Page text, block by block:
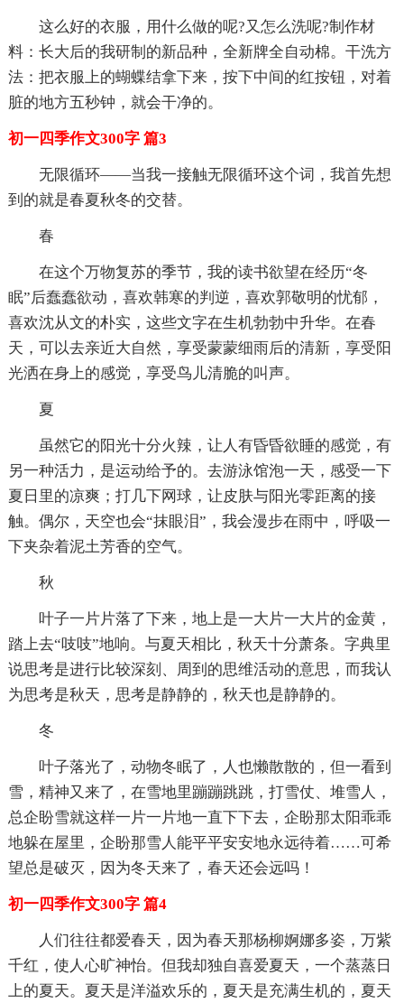
这么好的衣服，用什么做的呢?又怎么洗呢?制作材
料：长大后的我研制的新品种，全新牌全自动棉。干洗方
法：把衣服上的蝴蝶结拿下来，按下中间的红按钮，对着
脏的地方五秒钟，就会干净的。
初一四季作文300字 篇3
无限循环——当我一接触无限循环这个词，我首先想
到的就是春夏秋冬的交替。
春
在这个万物复苏的季节，我的读书欲望在经历“冬
眠”后蠢蠢欲动，喜欢韩寒的判逆，喜欢郭敬明的忧郁，
喜欢沈从文的朴实，这些文字在生机勃勃中升华。在春
天，可以去亲近大自然，享受蒙蒙细雨后的清新，享受阳
光洒在身上的感觉，享受鸟儿清脆的叫声。
夏
虽然它的阳光十分火辣，让人有昏昏欲睡的感觉，有
另一种活力，是运动给予的。去游泳馆泡一天，感受一下
夏日里的凉爽；打几下网球，让皮肤与阳光零距离的接
触。偶尔，天空也会“抹眼泪”，我会漫步在雨中，呼吸一
下夹杂着泥土芳香的空气。
秋
叶子一片片落了下来，地上是一大片一大片的金黄，
踏上去“吱吱”地响。与夏天相比，秋天十分萧条。字典里
说思考是进行比较深刻、周到的思维活动的意思，而我认
为思考是秋天，思考是静静的，秋天也是静静的。
冬
叶子落光了，动物冬眠了，人也懒散散的，但一看到
雪，精神又来了，在雪地里蹦蹦跳跳，打雪仗、堆雪人，
总企盼雪就这样一片一片地一直下下去，企盼那太阳乖乖
地躲在屋里，企盼那雪人能平平安安地永远待着……可希
望总是破灭，因为冬天来了，春天还会远吗！
初一四季作文300字 篇4
人们往往都爱春天，因为春天那杨柳婀娜多姿，万紫
千红，使人心旷神怡。但我却独自喜爱夏天，一个蒸蒸日
上的夏天。夏天是洋溢欢乐的，夏天是充满生机的，夏天